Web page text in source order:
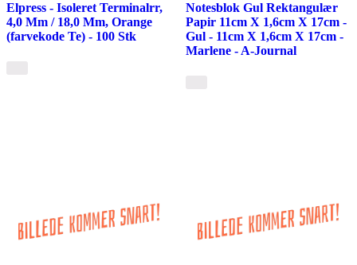
Elpress - Isoleret Terminalrr,
4,0 Mm / 18,0 Mm, Orange
(farvekode Te) - 100 Stk
Notesblok Gul Rektangulær
Papir 11cm X 1,6cm X 17cm -
Gul - 11cm X 1,6cm X 17cm -
Marlene - A-Journal